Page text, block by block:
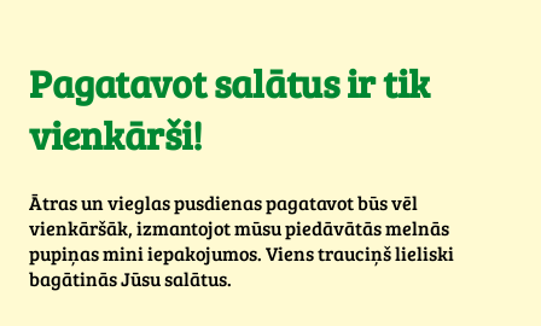
Pagatavot salātus ir tik
vienkārši!
Ātras un vieglas pusdienas pagatavot būs vēl
vienkāršāk, izmantojot mūsu piedāvātās melnās
pupiņas mini iepakojumos. Viens trauciņš lieliski
bagātinās Jūsu salātus.